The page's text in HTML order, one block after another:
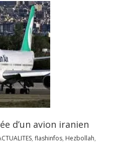
d’un avion iranien
, flashinfos, Hezbollah,